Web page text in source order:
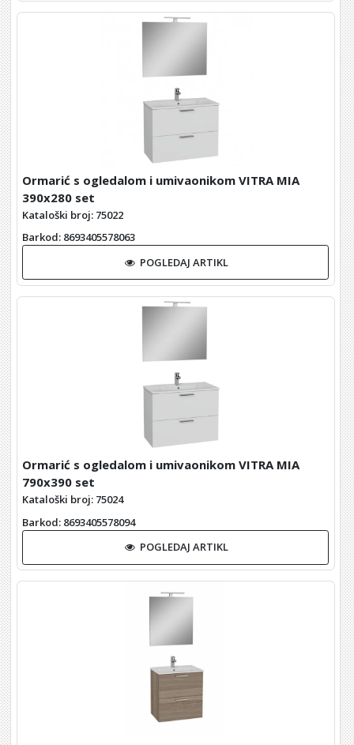
Ormarić s ogledalom i umivaonikom VITRA MIA
390x280 set
Kataloški broj: 75022
Barkod: 8693405578063
POGLEDAJ ARTIKL
Ormarić s ogledalom i umivaonikom VITRA MIA
790x390 set
Kataloški broj: 75024
Barkod: 8693405578094
POGLEDAJ ARTIKL